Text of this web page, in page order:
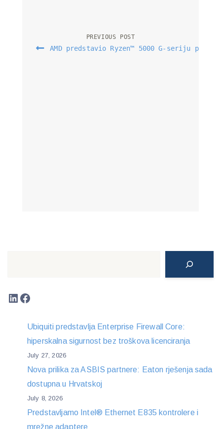
PREVIOUS POST
AMD predstavio Ryzen™ 5000 G-seriju
LinkedIn
Facebook
Ubiquiti predstavlja Enterprise Firewall Core:
hiperskalna sigurnost bez troškova licenciranja
July 27, 2026
Nova prilika za ASBIS partnere: Eaton rješenja sada
dostupna u Hrvatskoj
July 8, 2026
Predstavljamo Intel® Ethernet E835 kontrolere i
mrežne adaptere